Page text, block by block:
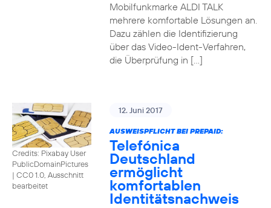
Mobilfunkmarke ALDI TALK
mehrere komfortable Lösungen an.
Dazu zählen die Identifizierung
über das Video-Ident-Verfahren,
die Überprüfung in […]
Credits: Pixabay User
PublicDomainPictures
| CC0 1.0, Ausschnitt
bearbeitet
12. Juni 2017
AUSWEISPFLICHT BEI PREPAID:
Telefónica
Deutschland
ermöglicht
komfortablen
Identitätsnachweis